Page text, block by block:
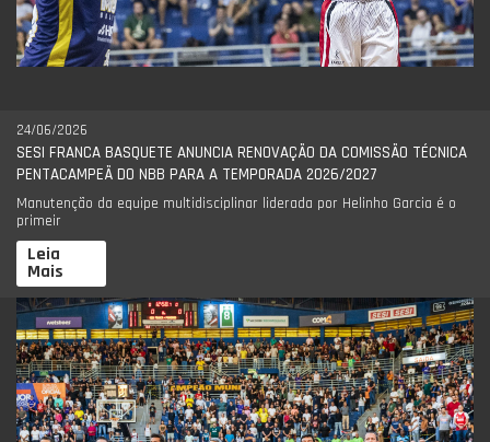
24/06/2026
SESI FRANCA BASQUETE ANUNCIA RENOVAÇÃO DA COMISSÃO TÉCNICA
PENTACAMPEÃ DO NBB PARA A TEMPORADA 2026/2027
Manutenção da equipe multidisciplinar liderada por Helinho Garcia é o
primeir
Leia
Mais